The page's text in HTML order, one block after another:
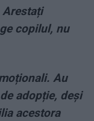
copilul, nu
Au
adopție, deși
acestora